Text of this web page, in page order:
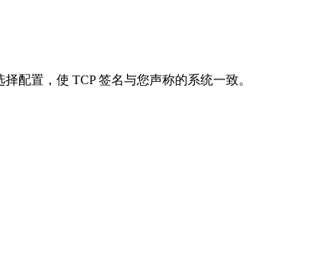
配置，使 TCP 签名与您声称的系统一致。